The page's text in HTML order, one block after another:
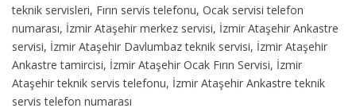
teknik servisleri, Fırın servis telefonu, Ocak servisi telefon
numarası, İzmir Ataşehir merkez servisi, İzmir Ataşehir Ankastre
servisi, İzmir Ataşehir Davlumbaz teknik servisi, İzmir Ataşehir
Ankastre tamircisi, İzmir Ataşehir Ocak Fırın Servisi, İzmir
Ataşehir teknik servis telefonu, İzmir Ataşehir Ankastre teknik
servis telefon numarası